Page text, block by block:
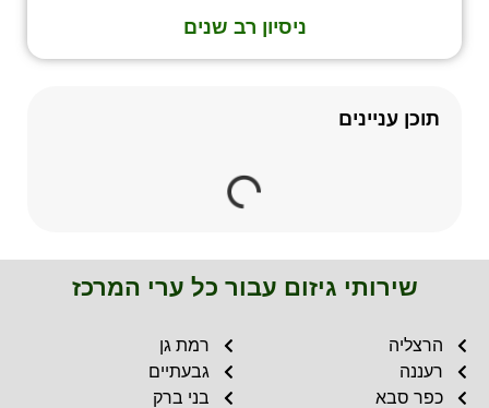
ניסיון רב שנים
תוכן עניינים
שירותי גיזום עבור כל ערי המרכז
הרצליה
רעננה
כפר סבא
רמת גן
גבעתיים
בני ברק